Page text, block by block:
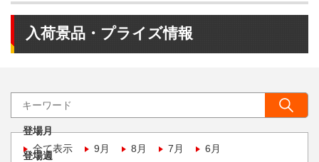
入荷景品・プライズ情報
登場月
全て表示
9月 8月 7月 6月
登場週